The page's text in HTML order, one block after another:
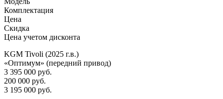
Комплектация
Цена
Скидка
Цена учетом дисконта
KGM Tivoli (2025 г.в.)
«Оптимум» (передний привод)
3 395 000 руб.
200 000 руб.
3 195 000 руб.